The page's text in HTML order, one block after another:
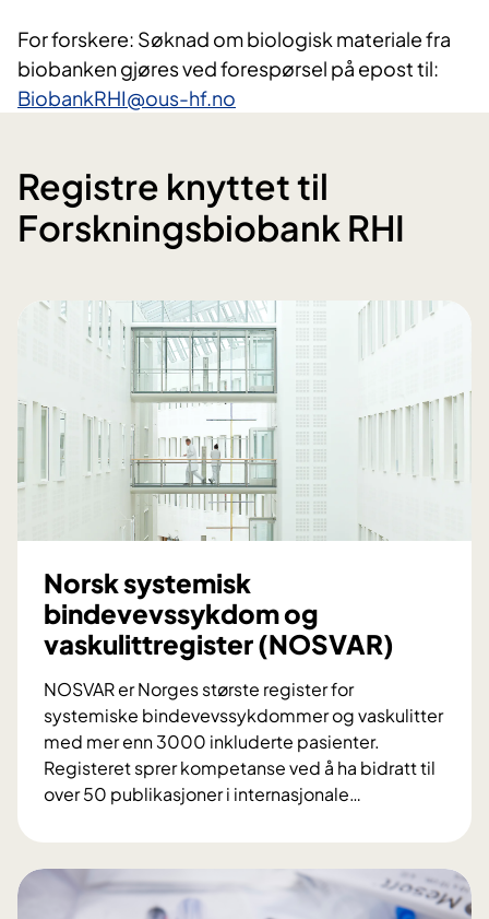
For forskere: Søknad om biologisk materiale fra
biobanken gjøres ved forespørsel på epost til:
BiobankRHI@ous-hf.no
Registre knyttet til
Forskningsbiobank RHI
Norsk systemisk
bindevevssykdom og
vaskulittregister (NOSVAR)
NOSVAR er Norges største register for
systemiske bindevevssykdommer og vaskulitter
med mer enn 3000 inkluderte pasienter.
Registeret sprer kompetanse ved å ha bidratt til
over 50 publikasjoner i internasjonale…
o
r